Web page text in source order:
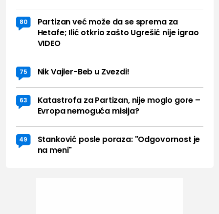
80
Partizan već može da se sprema za
Hetafe; Ilić otkrio zašto Ugrešić nije igrao
VIDEO
75 Nik Vajler-Beb u Zvezdi!
63
Katastrofa za Partizan, nije moglo gore –
Evropa nemoguća misija?
49
Stanković posle poraza: "Odgovornost je
na meni"